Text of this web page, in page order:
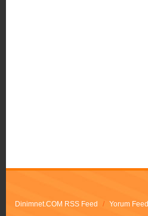
Dinimnet.COM RSS Feed / Yorum Feed